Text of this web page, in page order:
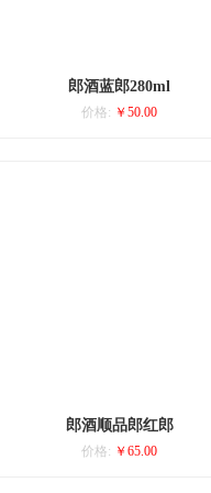
郎酒蓝郎280ml
价格: ￥50.00
郎酒顺品郎红郎
价格: ￥65.00